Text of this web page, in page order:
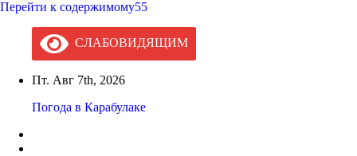
Перейти к содержимому55
СЛАБОВИДЯЩИМ
Пт. Авг 7th, 2026
Погода в Карабулаке